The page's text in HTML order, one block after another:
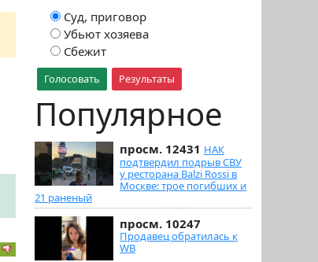
Суд, приговор
Убьют хозяева
Сбежит
Голосовать Результаты
Популярное
просм. 12431 НАК
подтвердил подрыв СВУ
у ресторана Balzi Rossi в
Москве: трое погибших и
21 раненый
просм. 10247
Продавец обратилась к
WB